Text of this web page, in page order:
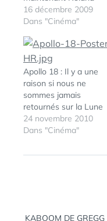
Emmerich qui hérite de
l'adaptation de
ça c'est la meilleure
nouvelle qui soit ! En ce
début de treizième
millénaire, l'Empire n'a
jamais été aussi
puissant, aussi étendu
à…
16 décembre 2009
Dans "Cinéma"
Apollo 18 : Il y a une
raison si nous ne
sommes jamais
retournés sur la Lune
24 novembre 2010
Dans "Cinéma"
Navigation
KABOOM DE